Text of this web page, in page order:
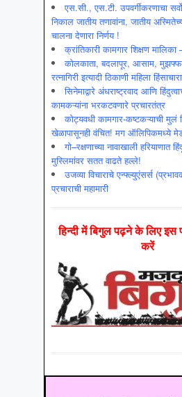
एस.सी., एस.टी. उपवर्गीकरणाचा
निकाल जातीय तणावांना, जातीय
चालना देणारा निर्णय !
क्रांतिकारी कामगार शिक्षण
कोलकाता, बदलापूर, आसाम,
रत्नागिरी इत्यादी ठिकाणी महिला
सिनेमाद्वारे अंधराष्ट्रवाद आणि
कामकऱ्यांना भरकटवणारे प्रचारतंत्र
कोट्यवधी कामगार-कष्टकऱ्याची मुलं
खेळापासूनही वंचित! मग ऑलिपिकमध्ये
गो–रक्षणाच्या नावाखाली हरियाणात
मुस्लिमांवर सतत वाढते हल्ले!
उजव्या विचाराचे एन्फ्ल्युएंसर्स
प्रचाराची महामारी
हिन्‍दी में बिगुल पढ़ने के लिए इस
करें